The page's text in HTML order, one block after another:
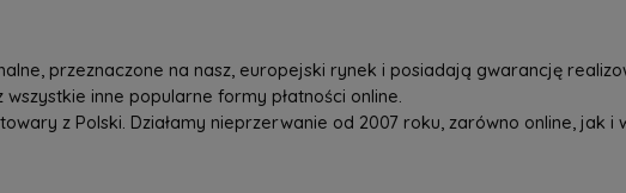
przeznaczone na nasz, europejski rynek i posiadają gwarancję
inne popularne formy płatności online.
z Polski. Działamy nieprzerwanie od 2007 roku, zarówno online, jak i